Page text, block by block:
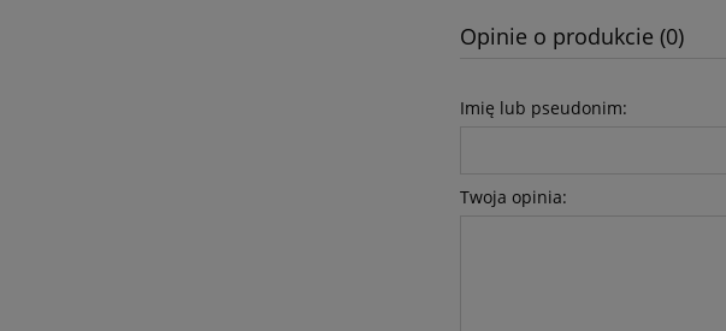
Opinie o produkcie (0)
Imię lub pseudonim:
Twoja opinia: